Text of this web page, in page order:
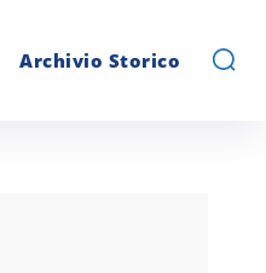
Archivio Storico